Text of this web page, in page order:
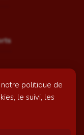
politique de
le suivi, les